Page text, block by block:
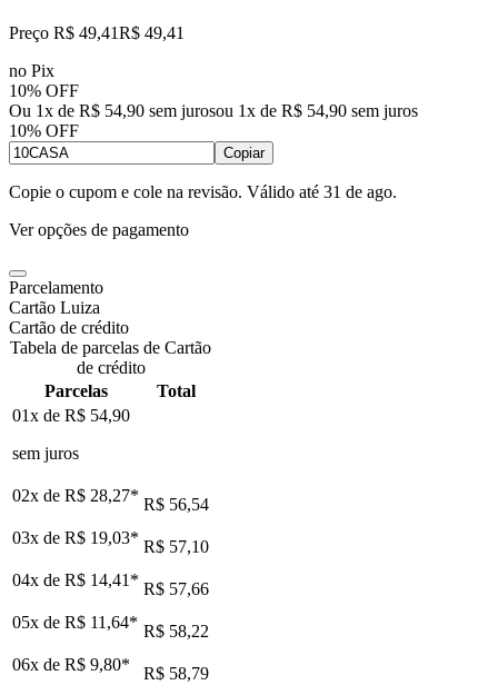
Preço R$ 49,41R$ 49,41
no Pix
10% OFF
Ou 1x de R$ 54,90 sem jurosou 1x de R$ 54,90 sem juros
10% OFF
Copiar
Copie o cupom e cole na revisão. Válido até 31 de ago.
Ver opções de pagamento
Parcelamento
Cartão Luiza
Cartão de crédito
Tabela de parcelas de Cartão
de crédito
Parcelas
Total
01x de R$ 54,90
sem juros
02x de R$ 28,27* R$ 56,54
03x de R$ 19,03* R$ 57,10
04x de R$ 14,41 * R$ 57,66
05x de R$ 11,64* R$ 58,22
06x de R$ 9,80*
R$ 58,79